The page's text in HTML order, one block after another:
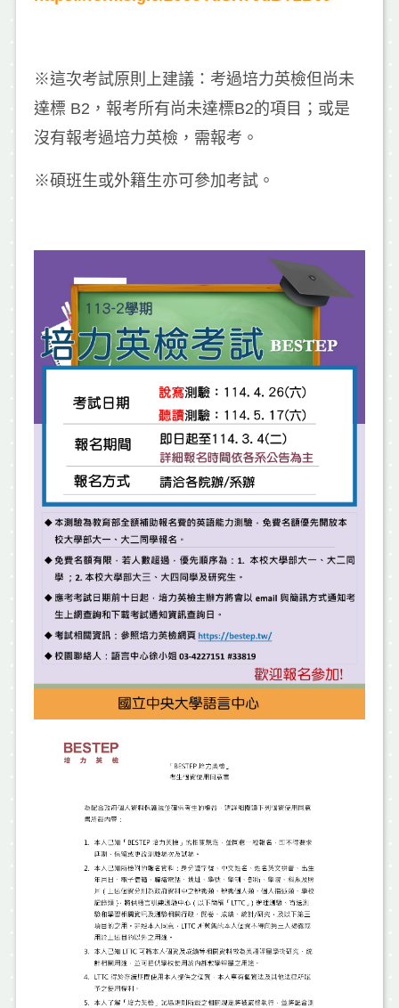
※這次考試原則上建議：考過培力英檢但尚未
達標 B2，報考所有尚未達標B2的項目；或是
沒有報考過培力英檢，需報考。
※碩班生或外籍生亦可參加考試。